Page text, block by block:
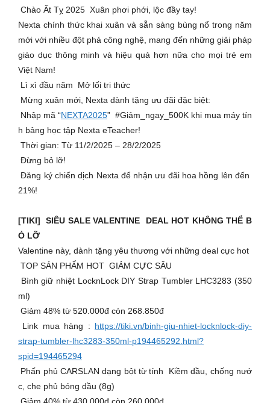
Chào Ất Tỵ 2025 Xuân phơi phới, lộc đầy tay!
Nexta chính thức khai xuân và sẵn sàng bùng nổ trong năm
mới với nhiều đột phá công nghệ, mang đến những giải pháp
giáo dục thông minh và hiệu quả hơn nữa cho mọi trẻ em
Việt Nam!
Lì xì đầu năm Mở lối tri thức
Mừng xuân mới, Nexta dành tặng ưu đãi đặc biệt:
Nhập mã “NEXTA2025” #Giảm_ngay_500K khi mua máy tín
h bảng học tập Nexta eTeacher!
Thời gian: Từ 11/2/2025 – 28/2/2025
Đừng bỏ lỡ!
️ Đăng ký chiến dịch Nexta để nhận ưu đãi hoa hồng lên đến
21%!
[TIKI] SIÊU SALE VALENTINE DEAL HOT KHÔNG THỂ B
Ỏ LỠ
Valentine này, dành tặng yêu thương với những deal cực hot
TOP SẢN PHẨM HOT GIẢM CỰC SÂU
Bình giữ nhiệt LocknLock DIY Strap Tumbler LHC3283 (350
ml)
Giảm 48% từ 520.000đ còn 268.850đ
Link mua hàng : https://tiki.vn/binh-giu-nhiet-locknlock-diy-
strap-tumbler-lhc3283-350ml-p194465292.html?
spid=194465294
Phấn phủ CARSLAN dạng bột từ tính Kiềm dầu, chống nướ
c, che phủ bóng dầu (8g)